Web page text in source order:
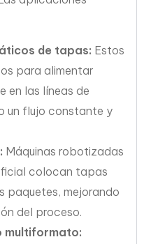
de tapas: Estos
para alimentar
en las líneas de
un flujo constante y
Máquinas robotizadas
colocan tapas
paquetes, mejorando
del proceso.
multiformato: